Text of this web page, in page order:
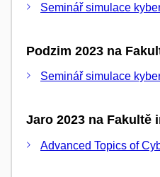
Seminář simulace
Podzim 2023 na
Seminář simulace
Jaro 2023 na Fakultě
Advanced Topics of